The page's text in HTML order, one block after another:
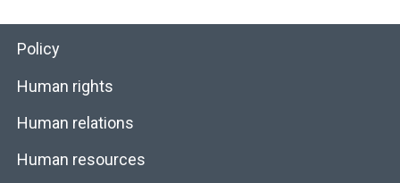
Policy
Human rights
Human relations
Human resources